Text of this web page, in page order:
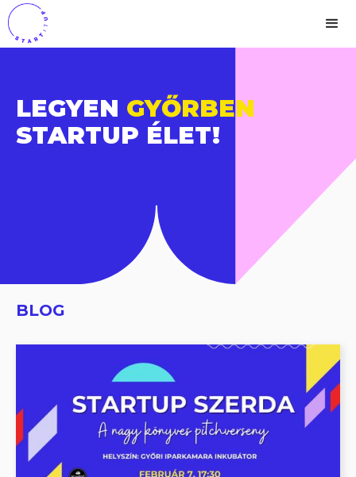
LEGYEN GYŐRBEN
STARTUP ÉLET!
BLOG